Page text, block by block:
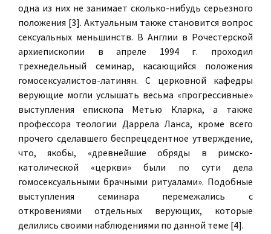
одна из них не занимает сколько-нибудь серьезного
положения [3]. Актуальным также становится вопрос
сексуальных меньшинств. В Англии в Рочестерской
архиепископии в апреле 1994 г. проходил
трехнедельный семинар, касающийся положения
гомосексуалистов-латинян. С церковной кафедры
верующие могли услышать весьма «прогрессивные»
выступления епископа Метью Кларка, а также
профессора теологии Даррела Ланса, кроме всего
прочего сделавшего беспрецедентное утверждение,
что, якобы, «древнейшие обряды в римско-
католической «церкви» были по сути дела
гомосексуальными брачными ритуалами». Подобные
выступления семинара перемежались с
откровениями отдельных верующих, которые
делились своими наблюдениями по данной теме [4].